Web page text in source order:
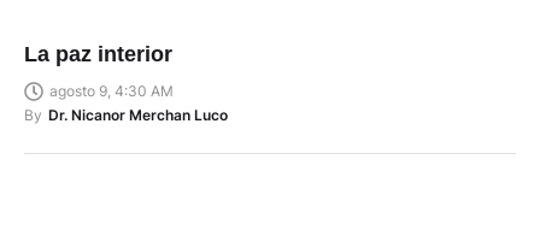
La paz interior
agosto 9, 4:30 AM
By Dr. Nicanor Merchan Luco